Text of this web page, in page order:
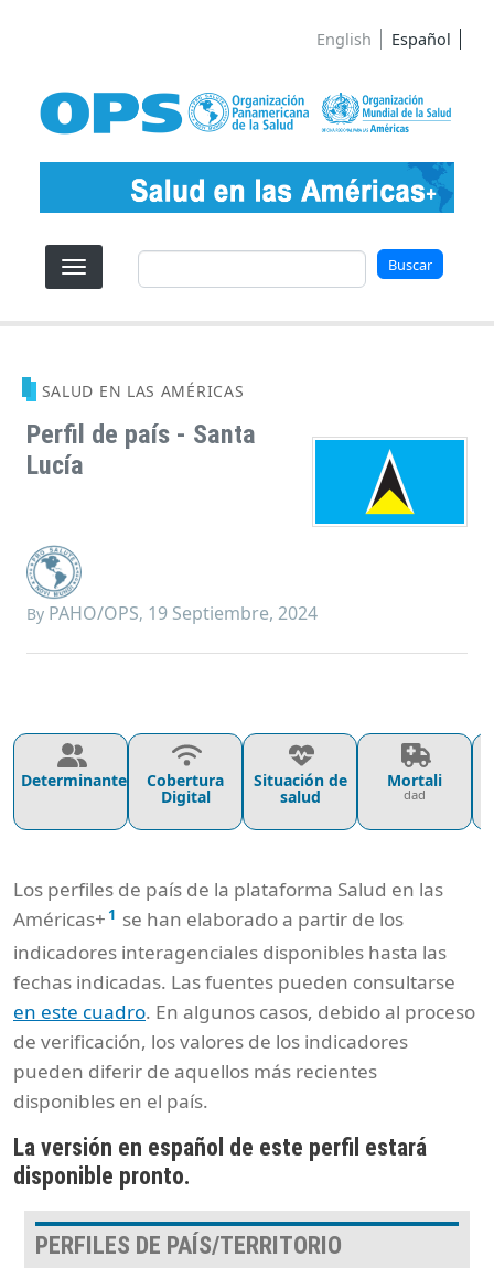
English Español
Buscar Buscar
SALUD EN LAS AMÉRICAS
Perfil de país - Santa
Lucía
By PAHO/OPS, 19 Septiembre, 2024
Determinantes Cobertura
Digital
Situación de
salud
Mortali
dad
Los perfiles de país de la plataforma Salud en las
Américas+ 1 se han elaborado a partir de los
indicadores interagenciales disponibles hasta las
fechas indicadas. Las fuentes pueden consultarse
en este cuadro. En algunos casos, debido al proceso
de verificación, los valores de los indicadores
pueden diferir de aquellos más recientes
disponibles en el país.
La versión en español de este perfil estará
disponible pronto.
PERFILES DE PAÍS/TERRITORIO